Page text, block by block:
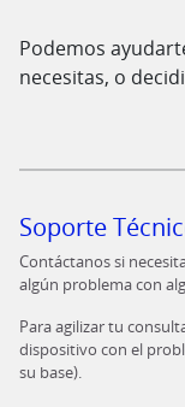
Podemos
necesitas, o
Soporte
Contáctanos si
algún problema con
Para agilizar tu
dispositivo con el
su base).